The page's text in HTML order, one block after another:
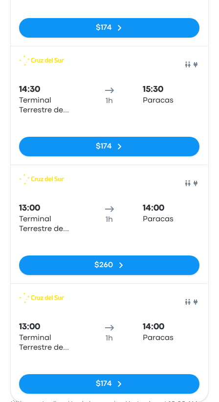
$174
14:30
Terminal
Terrestre de
1h
15:30
Paracas
$174
13:00
Terminal
Terrestre de
1h
14:00
Paracas
$260
13:00
Terminal
Terrestre de
1h
14:00
Paracas
$174